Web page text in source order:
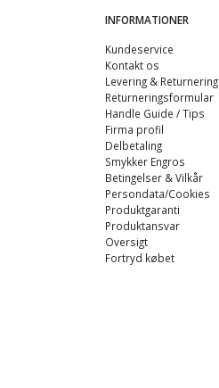
INFORMATIONER
Kundeservice
Kontakt os
Levering & Returnering
Returneringsformular
Handle Guide / Tips
Firma profil
Delbetaling
Smykker Engros
Betingelser & Vilkår
Persondata/Cookies
Produktgaranti
Produktansvar
Oversigt
Fortryd købet